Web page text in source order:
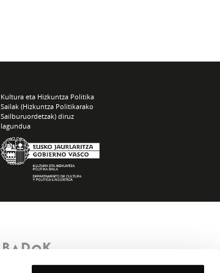
Kultura eta Hizkuntza Politika
Sailak (Hizkuntza Politikarako
Sailburuordetzak) diruz
lagundua